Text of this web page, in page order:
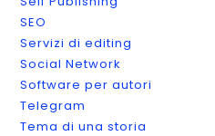
SEO
Servizi di editing
Social Network
Software per autori
Telegram
Tema di una storia